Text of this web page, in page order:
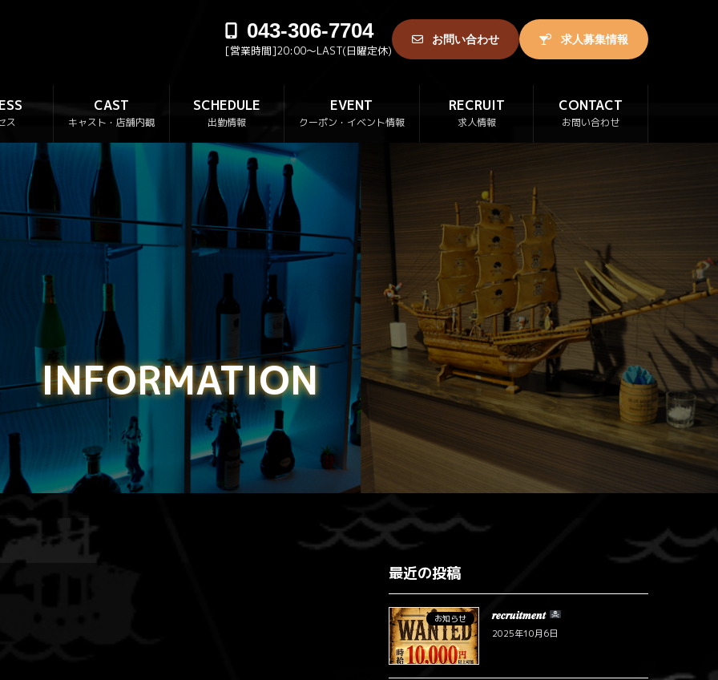
043-306-7704
[営業時間]20:00～LAST(日曜定休)
お問い合わせ 求人募集情報
ス
CAST
キャスト・店舗内観
SCHEDULE
出勤情報
EVENT
クーポン・イベント情報
RECRUIT
求人情報
CONTACT
お問い合わせ
INFORMATION
最近の投稿
お知らせ 𝒓𝒆𝒄𝒓𝒖𝒊𝒕𝒎𝒆𝒏𝒕
2025年10月6日